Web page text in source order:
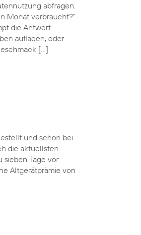
abfragen.
Monat verbraucht?“
die Antwort.
aufladen, oder
[…]
und schon bei
die aktuellsten
sieben Tage vor
Altgerätprämie von